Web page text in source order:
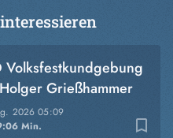
bookmark_border
202605:09
Min.
Volksfestkundgebung
Grießhammer